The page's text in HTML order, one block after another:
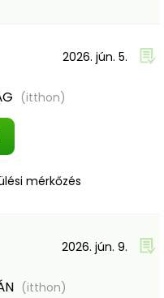
2026. jún. 5.
(itthon)
mérkőzés
2026. jún. 9.
(itthon)